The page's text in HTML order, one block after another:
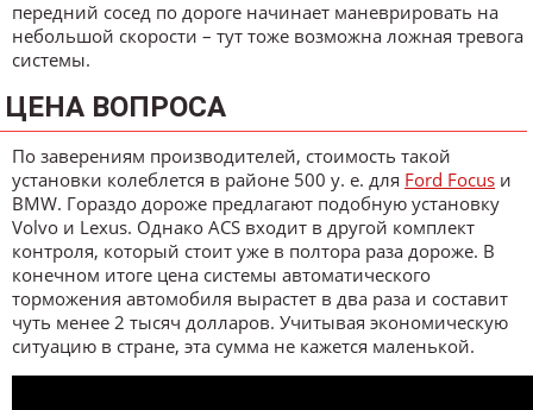
передний сосед по дороге начинает маневрировать на
небольшой скорости – тут тоже возможна ложная тревога
системы.
ЦЕНА ВОПРОСА
По заверениям производителей, стоимость такой
установки колеблется в районе 500 у. е. для Ford Focus и
BMW. Гораздо дороже предлагают подобную установку
Volvo и Lexus. Однако ACS входит в другой комплект
контроля, который стоит уже в полтора раза дороже. В
конечном итоге цена системы автоматического
торможения автомобиля вырастет в два раза и составит
чуть менее 2 тысяч долларов. Учитывая экономическую
ситуацию в стране, эта сумма не кажется маленькой.